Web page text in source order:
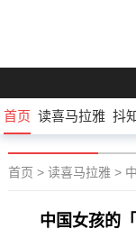
首页 读喜马拉雅 抖
首页 > 读喜马拉雅>
中国女孩的